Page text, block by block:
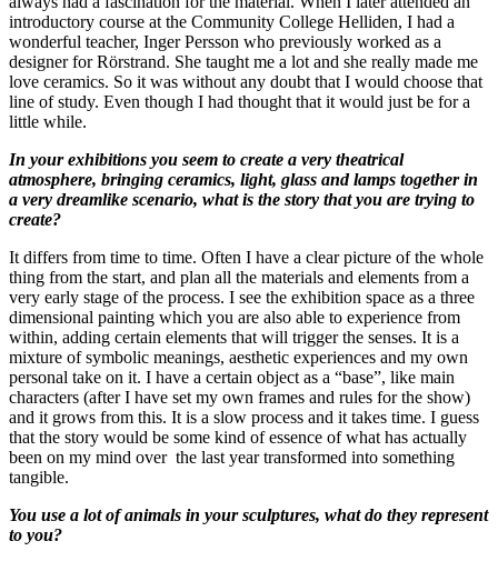
introductory course at the Community College Helliden, I had a
wonderful teacher, Inger Persson who previously worked as a
designer for Rörstrand. She taught me a lot and she really made me
love ceramics. So it was without any doubt that I would choose that
line of study. Even though I had thought that it would just be for a
little while.
In your exhibitions you seem to create a very theatrical
atmosphere, bringing ceramics, light, glass and lamps together in
a very dreamlike scenario, what is the story that you are trying to
create?
It differs from time to time. Often I have a clear picture of the whole
thing from the start, and plan all the materials and elements from a
very early stage of the process. I see the exhibition space as a three
dimensional painting which you are also able to experience from
within, adding certain elements that will trigger the senses. It is a
mixture of symbolic meanings, aesthetic experiences and my own
personal take on it. I have a certain object as a “base”, like main
characters (after I have set my own frames and rules for the show)
and it grows from this. It is a slow process and it takes time. I guess
that the story would be some kind of essence of what has actually
been on my mind over the last year transformed into something
tangible.
You use a lot of animals in your sculptures, what do they represent
to you?